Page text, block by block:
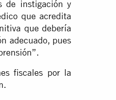
de instigación y
que acredita
que debería
adecuado, pues
fiscales por la